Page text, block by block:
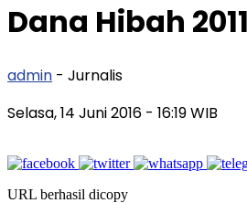
Dana Hibah 2011
admin - Jurnalis
Selasa, 14 Juni 2016 - 16:19 WIB
URL berhasil dicopy